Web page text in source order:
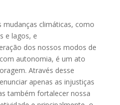
mudanças climáticas, como
e lagos, e
dos nossos modos de
autonomia, é um ato
Através desse
apenas as injustiças
também fortalecer nossa